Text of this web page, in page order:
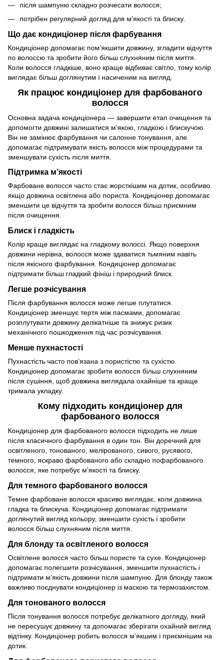
після шампуню складно розчесати волосся;
потрібен регулярний догляд для м’якості та блиску.
Що дає кондиціонер після фарбування
Кондиціонер допомагає пом’якшити довжину, згладити відчуття
по волоссю та зробити його більш слухняним після миття.
Коли волосся гладкіше, воно краще відбиває світло, тому колір
виглядає більш доглянутим і насиченим на вигляд.
Як працює кондиціонер для фарбованого
волосся
Основна задача кондиціонера — завершити етап очищення та
допомогти довжині залишатися м’якою, гладкою і блискучою.
Він не замінює фарбування чи салонне тонування, але
допомагає підтримувати якість волосся між процедурами та
зменшувати сухість після миття.
Підтримка м’якості
Фарбоване волосся часто стає жорсткішим на дотик, особливо
якщо довжина освітлена або пориста. Кондиціонер допомагає
зменшити це відчуття та зробити волосся більш приємним
після очищення.
Блиск і гладкість
Колір краще виглядає на гладкому волоссі. Якщо поверхня
довжини нерівна, волосся може здаватися тьмяним навіть
після якісного фарбування. Кондиціонер допомагає
підтримати більш гладкий фініш і природний блиск.
Легше розчісування
Після фарбування волосся може легше плутатися.
Кондиціонер зменшує тертя між пасмами, допомагає
розплутувати довжину делікатніше та знижує ризик
механічного пошкодження під час розчісування.
Менше пухнастості
Пухнастість часто пов’язана з пористістю та сухістю.
Кондиціонер допомагає зробити волосся більш слухняним
після сушіння, щоб довжина виглядала охайніше та краще
тримала укладку.
Кому підходить кондиціонер для
фарбованого волосся
Кондиціонер для фарбованого волосся підходить не лише
після класичного фарбування в один тон. Він доречний для
освітленого, тонованого, мелірованого, сивого, русявого,
темного, яскраво фарбованого або складно пофарбованого
волосся, яке потребує м’якості та блиску.
Для темного фарбованого волосся
Темне фарбоване волосся красиво виглядає, коли довжина
гладка та блискуча. Кондиціонер допомагає підтримати
доглянутий вигляд кольору, зменшити сухість і зробити
волосся більш слухняним після миття.
Для блонду та освітленого волосся
Освітлене волосся часто більш пористе та сухе. Кондиціонер
допомагає полегшити розчісування, зменшити пухнастість і
підтримати м’якість довжини після шампуню. Для блонду також
важливо поєднувати кондиціонер із маскою та термозахистом.
Для тонованого волосся
Після тонування волосся потребує делікатного догляду, який
не пересушує довжину та допомагає зберігати охайний вигляд
відтінку. Кондиціонер робить волосся м’якшим і приємнішим на
дотик.